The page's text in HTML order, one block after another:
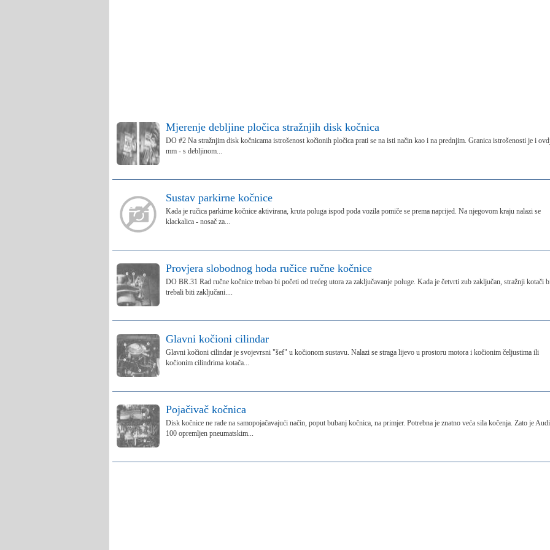
Mjerenje debljine pločica stražnjih disk kočnica
DO #2 Na stražnjim disk kočnicama istrošenost kočionih pločica prati se na isti način kao i na prednjim. Granica istrošenosti je i
mm - s debljinom...
Sustav parkirne kočnice
Kada je ručica parkirne kočnice aktivirana, kruta poluga ispod poda vozila pomiče se prema naprijed. Na njegovom kraju nalazi se
klackalica - nosač za...
Provjera slobodnog hoda ručice ručne kočnice
DO BR.31 Rad ručne kočnice trebao bi početi od trećeg utora za zaključavanje poluge. Kada je četvrti zub zaključan, stražnji kotači
trebali biti zaključani....
Glavni kočioni cilindar
Glavni kočioni cilindar je svojevrsni "šef" u kočionom sustavu. Nalazi se straga lijevo u prostoru motora i kočionim čeljustima ili
kočionim cilindrima kotača...
Pojačivač kočnica
Disk kočnice ne rade na samopojačavajući način, poput bubanj kočnica, na primjer. Potrebna je znatno veća sila kočenja. Zato je Audi
100 opremljen pneumatskim...